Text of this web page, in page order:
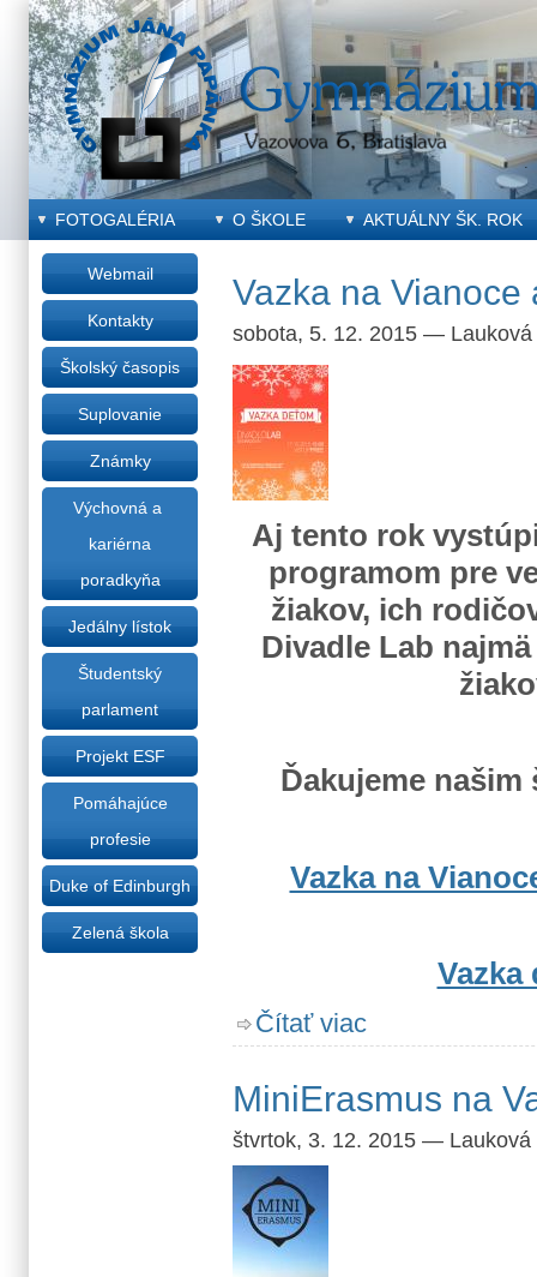
FOTOGALÉRIA O ŠKOLE AKTUÁLNY ŠK. ROK
Vazka na Vianoce
sobota, 5. 12. 2015 — Lauková
Aj tento rok
programom pre
žiakov, ich
Divadle Lab
Ďakujeme
Vazka na
Vazka
Čítať viac
MiniErasmus na
štvrtok, 3. 12. 2015 — Lauková
Webmail
Kontakty
Školský časopis
Suplovanie
Známky
Výchovná a
kariérna
poradkyňa
Jedálny lístok
Študentský
parlament
Projekt ESF
Pomáhajúce
profesie
Duke of Edinburgh
Zelená škola